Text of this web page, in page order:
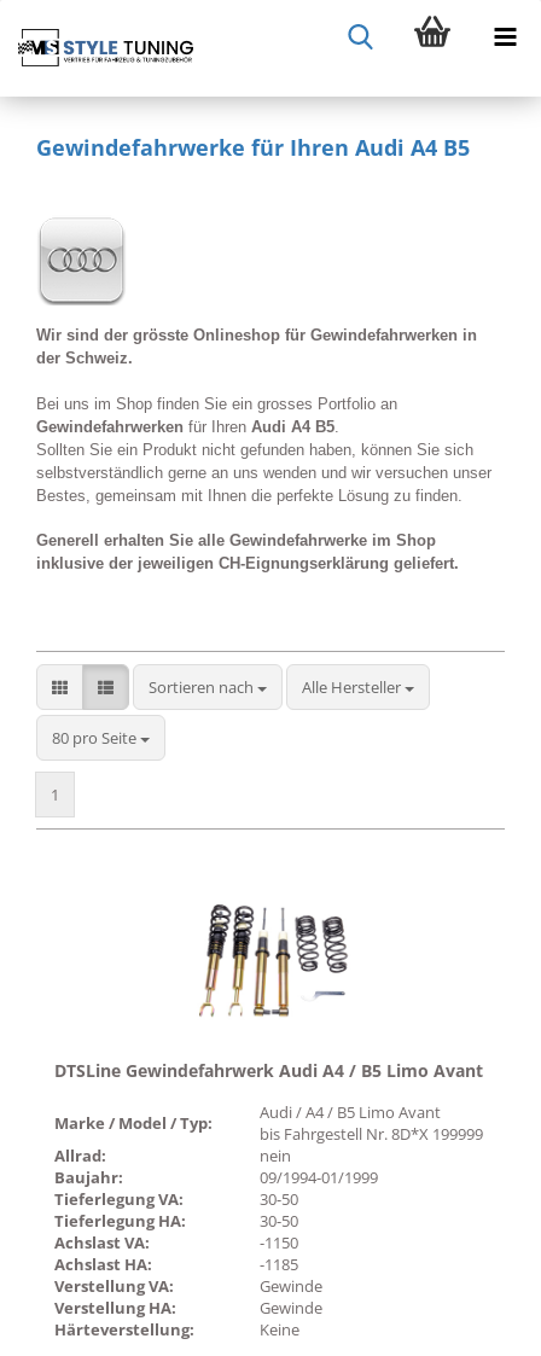
Gewindefahrwerke für Ihren Audi A4 B5
Wir sind der grösste Onlineshop für Gewindefahrwerken in
der Schweiz.
Bei uns im Shop finden Sie ein grosses Portfolio an
Gewindefahrwerken für Ihren Audi A4 B5.
Sollten Sie ein Produkt nicht gefunden haben, können Sie sich
selbstverständlich gerne an uns wenden und wir versuchen unser
Bestes, gemeinsam mit Ihnen die perfekte Lösung zu finden.
Generell erhalten Sie alle Gewindefahrwerke im Shop
inklusive der jeweiligen CH-Eignungserklärung geliefert.
Sortieren nach
Sortieren nach Alle Hersteller
80 pro Seite
pro Seite
1
DTSLine Gewindefahrwerk Audi A4 / B5 Limo Avant
Marke / Model / Typ:
Audi / A4 / B5 Limo Avant
bis Fahrgestell Nr. 8D*X 199999
Allrad:
nein
Baujahr:
09/1994-01/1999
Tieferlegung VA:
30-50
Tieferlegung HA:
30-50
Achslast VA:
-1150
Achslast HA:
-1185
Verstellung VA:
Gewinde
Verstellung HA:
Gewinde
Härteverstellung:
Keine